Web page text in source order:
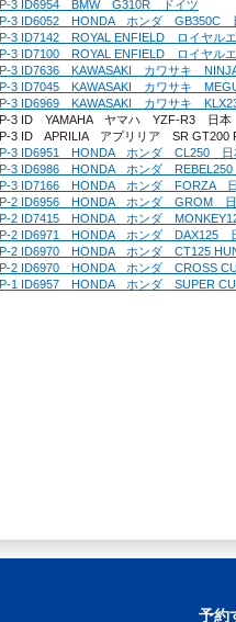
P-3 ID6954　BMW　G310R　ドイツ
P-3 ID6052　HONDA　ホンダ　GB350C　
P-3 ID7142　ROYAL ENFIELD　ロイヤル
P-3 ID7100　ROYAL ENFIELD　ロイヤル
P-3 ID7636　KAWASAKI　カワサキ　
P-3 ID7045　KAWASAKI　カワサキ　
P-3 ID6969　KAWASAKI　カワサキ　
P-3 ID　YAMAHA　ヤマハ　YZF-R3　日本
P-3 ID　APRILIA　アプリリア　SR GT200
P-3 ID6951　HONDA　ホンダ　CL250　日
P-3 ID6986　HONDA　ホンダ　REBEL250
P-3 ID7166　HONDA　ホンダ　FORZA　
P-2 ID6956　HONDA　ホンダ　GROM　
P-2 ID7415　HONDA　ホンダ　
P-2 ID6971　HONDA　ホンダ　DAX125　
P-2 ID6970　HONDA　ホンダ　CT125
P-2 ID6970　HONDA　ホンダ　CROSS
P-1 ID6957　HONDA　ホンダ　SUPER
予約